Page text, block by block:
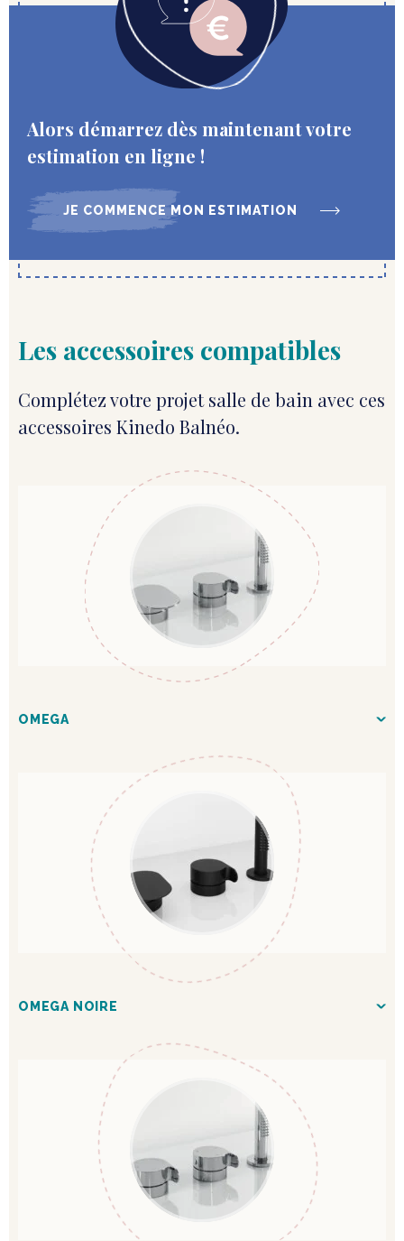
Alors démarrez dès maintenant votre
estimation en ligne !
JE COMMENCE MON ESTIMATION
Les accessoires compatibles
Complétez votre projet salle de bain avec ces
accessoires Kinedo Balnéo.
OMEGA
OMEGA NOIRE